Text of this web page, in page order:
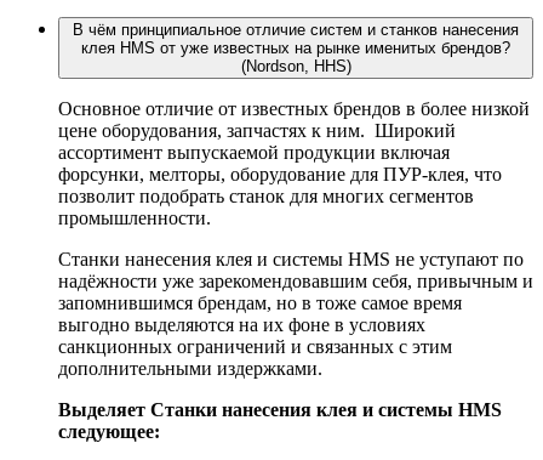
В чём принципиальное отличие систем и станков нанесения
клея HMS от уже известных на рынке именитых брендов?
(Nordson, HHS)
Основное отличие от известных брендов в более низкой
цене оборудования, запчастях к ним. Широкий
ассортимент выпускаемой продукции включая
форсунки, мелторы, оборудование для ПУР-клея, что
позволит подобрать станок для многих сегментов
промышленности.
Станки нанесения клея и системы HMS не уступают по
надёжности уже зарекомендовавшим себя, привычным и
запомнившимся брендам, но в тоже самое время
выгодно выделяются на их фоне в условиях
санкционных ограничений и связанных с этим
дополнительными издержками.
Выделяет Станки нанесения клея и системы HMS
следующее: